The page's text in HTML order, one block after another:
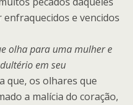
e vencidos
olha para uma mulher e
em seu
que, os olhares que
a malícia do coração,